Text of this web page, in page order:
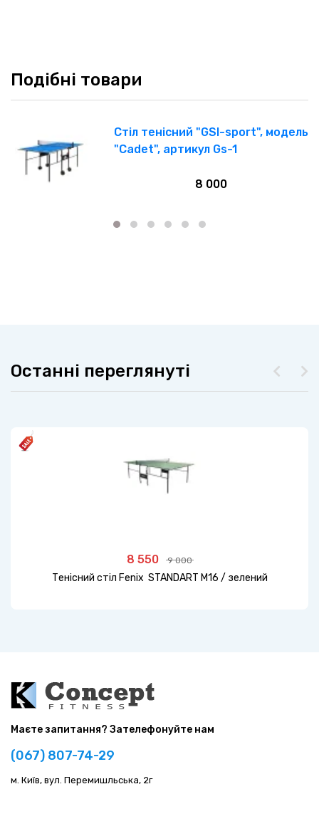
Подібні товари
Стіл тенісний "GSI-sport", модель
"Cadet", артикул Gs-1
8 000
Останні переглянуті
8 550 9 000
Тенісний стіл Fenix ​​ STANDART M16 / зелений
Маєте запитання? Зателефонуйте нам
(067) 807-74-29
м. Київ, вул. Перемишльська, 2г